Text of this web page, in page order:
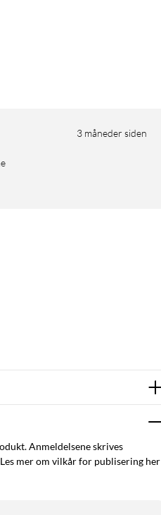
3 måneder siden
Anmeldelsene skrives
mer om vilkår for publisering her